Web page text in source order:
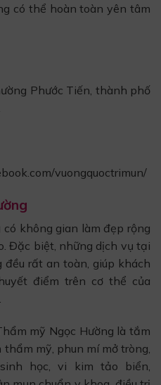
có thể hoàn toàn yên tâm
Phước Tiến, thành phố
vuongquoctrimun/
không gian làm đẹp rộng
Đặc biệt, những dịch vụ tại
rất an toàn, giúp khách
điểm trên cơ thể của
mỹ Ngọc Hường là tắm
mỹ, phun mí mở tròng,
học, vi kim tảo biển,